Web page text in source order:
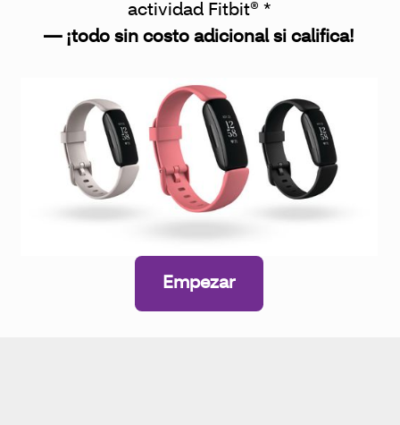
actividad Fitbit® *
— ¡todo sin costo adicional si califica!
Empezar